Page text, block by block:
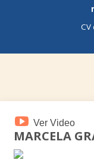
CV
Ver Video
MARCELA